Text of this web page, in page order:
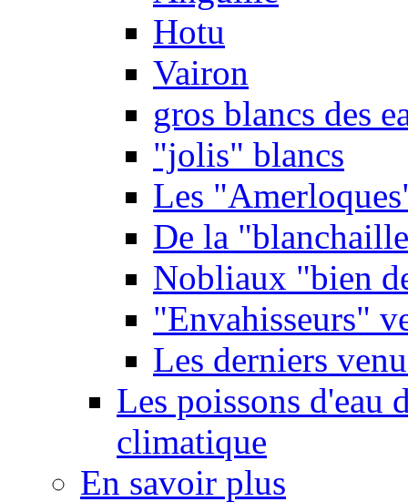
Hotu
Vairon
gros blancs des
"jolis" blancs
Les
De la
Nobliaux "bien
"Envahisseurs"
Les derniers
Les poissons d'eau
climatique
En savoir plus